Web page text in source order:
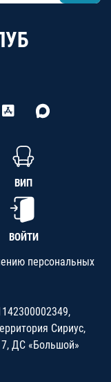
ВИП
ВОЙТИ
персональных
Сириус,
7, ДС «Большой»